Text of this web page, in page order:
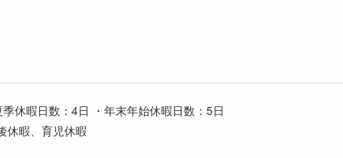
休暇日数：4日 ・年末年始休暇日数：5日
休暇、育児休暇